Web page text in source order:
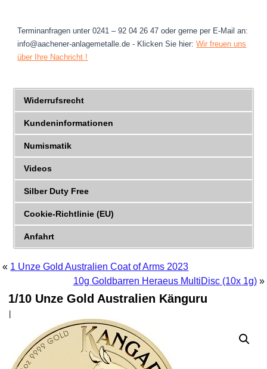
Terminanfragen unter 0241 – 92 04 26 47 oder gerne per E-Mail an:
info@aachener-anlagemetalle.de - Klicken Sie hier:Wir freuen uns
über Ihre Nachricht !
Widerrufsrecht
Kundeninformationen
Numismatik
Videos
Silber Duty Free
Cookie-Richtlinie (EU)
Anfahrt
« 1 Unze Gold Australien Coat of Arms 2023
10g Goldbarren Heraeus MultiDisc (10x 1g)»
1/10 Unze Gold Australien Känguru